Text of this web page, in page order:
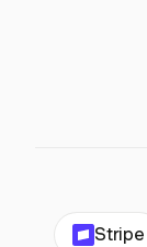
Stripe